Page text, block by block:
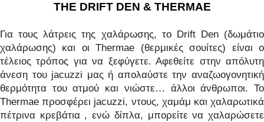
THE DRIFT DEN & THERMAE
Για τους λάτρεις της χαλάρωσης, το Drift Den (δωμάτιο
χαλάρωσης) και οι Thermae (θερμικές σουίτες) είναι ο
τέλειος τρόπος για να ξεφύγετε. Αφεθείτε στην απόλυτη
άνεση του jacuzzi μας ή απολαύστε την αναζωογονητική
θερμότητα του ατμού και νιώστε… άλλοι άνθρωποι. Το
Thermae προσφέρει jacuzzi, ντους, χαμάμ και χαλαρωτικά
πέτρινα κρεβάτια , ενώ δίπλα, μπορείτε να χαλαρώσετε